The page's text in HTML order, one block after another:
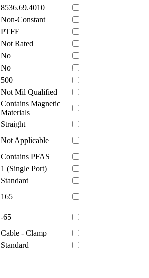
8536.69.4010
Non-Constant
PTFE
Not Rated
No
No
500
Not Mil Qualified
Contains Magnetic
Materials
Straight
Not Applicable
Contains PFAS
1 (Single Port)
Standard
165
-65
Cable - Clamp
Standard